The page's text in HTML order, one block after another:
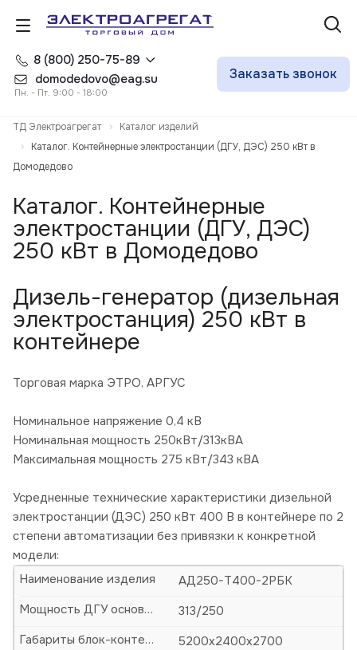
8 (800) 250-75-89
domodedovo@eag.su
Пн. - Пт. 9:00 - 18:00
Заказать звонок
ТД Электроагрегат
Каталог изделий
Каталог. Контейнерные электростанции (ДГУ, ДЭС) 250 кВт в
Домодедово
Каталог. Контейнерные
электростанции (ДГУ, ДЭС)
250 кВт в Домодедово
Дизель-генератор (дизельная
электростанция) 250 кВт в
контейнере
Торговая марка ЭТРО, АРГУС
Номинальное напряжение 0,4 кВ
Номинальная мощность 250кВт/313кВА
Максимальная мощность 275 кВт/343 кВА
Усредненные технические характеристики дизельной
электростанции (ДЭС) 250 кВт 400 В в контейнере по 2
степени автоматизации без привязки к конкретной
модели:
АД250-Т400-2РБК
Наименование изделия
313/250
Мощность ДГУ основная (кВА/кВт)
5200х2400х2700
Габариты блок-контейнера (БК)-ДхШхВ, мм